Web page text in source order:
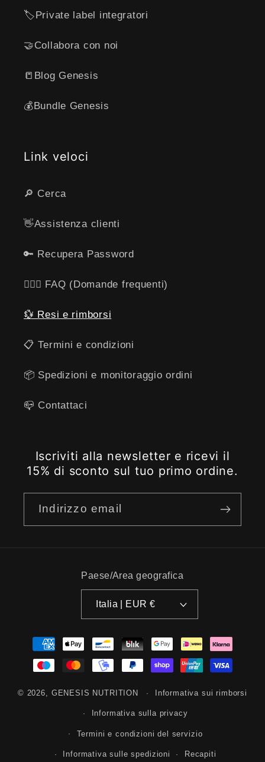
🏷️Private label integratori
🤝Collabora con noi
📒Blog Genesis
💰Bundle Genesis
Link veloci
🔎 Cerca
👋​Assistenza clienti
🔑 Recupera Password
🙋🏻‍♂️ FAQ (Domande frequenti)
💱 Resi e rimborsi
​📋​ Termini e condizioni
📦 Spedizioni e monitoraggio ordini
📪 ​​Contattaci
Iscriviti alla newsletter e ricevi il
15% di sconto sul tuo primo ordine.
Indirizzo email
Paese/Area geografica
Italia | EUR €
Metodi
pagamento
© 2026, GENESIS NUTRITION Informativa sui rimborsi
Informativa sulla privacy
Termini e condizioni del servizio
Informativa sulle spedizioni Recapiti